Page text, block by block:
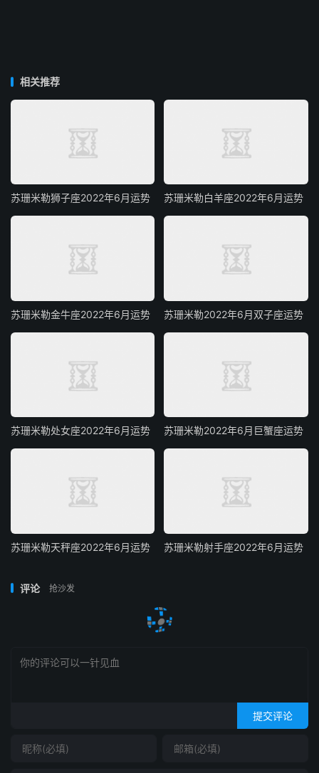
相关推荐
苏珊米勒狮子座2022年6月运势 苏珊米勒白羊座2022年6月运势
苏珊米勒金牛座2022年6月运势 苏珊米勒2022年6月双子座运势
苏珊米勒处女座2022年6月运势 苏珊米勒2022年6月巨蟹座运势
苏珊米勒天秤座2022年6月运势 苏珊米勒射手座2022年6月运势
评论 抢沙发
提交评论